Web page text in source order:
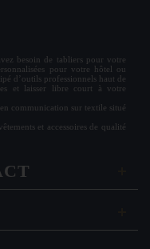
besoin de tabliers pour votre
pour votre hôtel ou
d’outils professionnels haut de
et laisser libre court à votre
communication sur textile situé
et accessoires de qualité